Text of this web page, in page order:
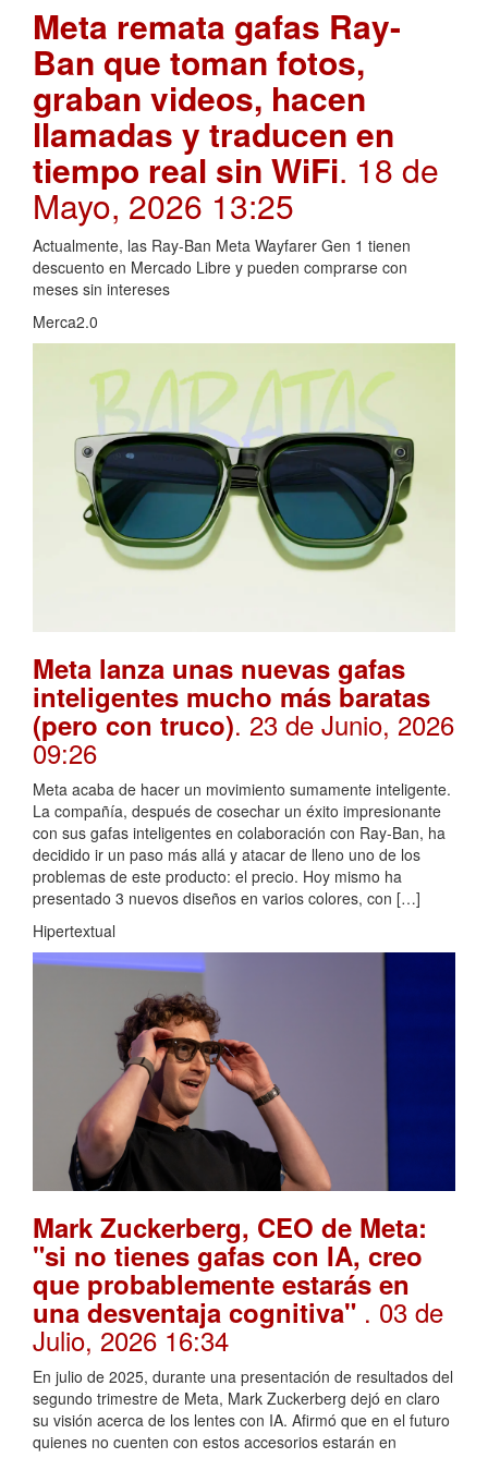
Meta remata gafas Ray-
Ban que toman fotos,
graban videos, hacen
llamadas y traducen en
tiempo real sin WiFi. 18 de
Mayo, 2026 13:25
Actualmente, las Ray-Ban Meta Wayfarer Gen 1 tienen
descuento en Mercado Libre y pueden comprarse con
meses sin intereses
Merca2.0
Meta lanza unas nuevas gafas
inteligentes mucho más baratas
(pero con truco). 23 de Junio, 2026
09:26
Meta acaba de hacer un movimiento sumamente inteligente.
La compañía, después de cosechar un éxito impresionante
con sus gafas inteligentes en colaboración con Ray-Ban, ha
decidido ir un paso más allá y atacar de lleno uno de los
problemas de este producto: el precio. Hoy mismo ha
presentado 3 nuevos diseños en varios colores, con […]
Hipertextual
Mark Zuckerberg, CEO de Meta:
"si no tienes gafas con IA, creo
que probablemente estarás en
una desventaja cognitiva" . 03 de
Julio, 2026 16:34
En julio de 2025, durante una presentación de resultados del
segundo trimestre de Meta, Mark Zuckerberg dejó en claro
su visión acerca de los lentes con IA. Afirmó que en el futuro
quienes no cuenten con estos accesorios estarán en